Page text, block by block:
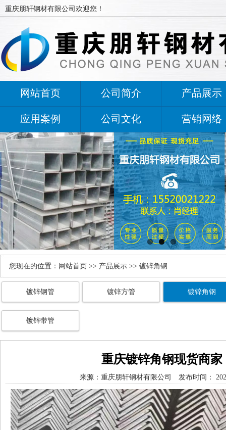
重庆朋轩钢材有限公司欢迎您！
网站首页 公司简介 产品展示
应用案例 公司文化 营销网络
您现在的位置： 网站首页 >> 产品展示 >> 镀锌角钢
镀锌钢管 镀锌方管 镀锌角钢
镀锌带管
重庆镀锌角钢现货商家
来源： 重庆朋轩钢材有限公司 发布时间：